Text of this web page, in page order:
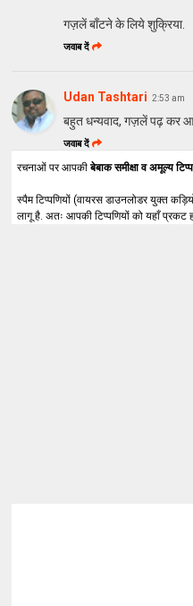
गज़लें बाँटने के लिये शुक्रिया.
जवाब दें
Udan Tashtari 2:53 am
बहुत धन्यवाद, गज़लें पढ़ कर
जवाब दें
रचनाओं पर आपकीबेबाक समीक्षा व अमूल्य
स्पैम टिप्पणियों (वायरस डाउनलोडर युक्त
लागू है. अतः आपकी टिप्पणियों को यहाँ